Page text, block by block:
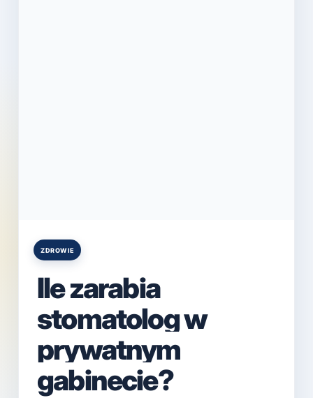
Posted
ZDROWIE
Ile zarabia
stomatolog w
prywatnym
gabinecie?